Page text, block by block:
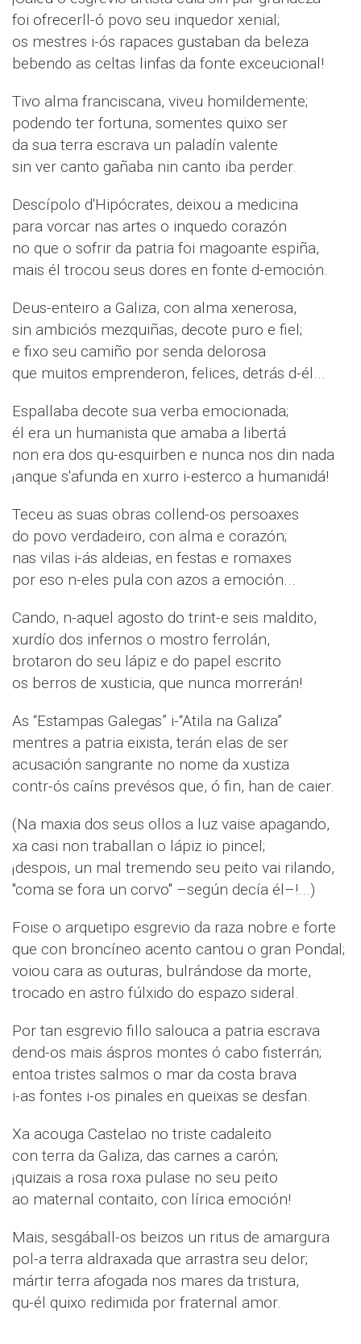
foi ofrecerll-ó povo seu inquedor xenial;
os mestres i-ós rapaces gustaban da beleza
bebendo as celtas linfas da fonte exceucional!
Tivo alma franciscana, viveu homildemente;
podendo ter fortuna, somentes quixo ser
da sua terra escrava un paladín valente
sin ver canto gañaba nin canto iba perder.
Descípolo d'Hipócrates, deixou a medicina
para vorcar nas artes o inquedo corazón
no que o sofrir da patria foi magoante espiña,
mais él trocou seus dores en fonte d-emoción.
Deus-enteiro a Galiza, con alma xenerosa,
sin ambiciós mezquiñas, decote puro e fiel;
e fixo seu camiño por senda delorosa
que muitos emprenderon, felices, detrás d-él...
Espallaba decote sua verba emocionada;
él era un humanista que amaba a libertá
non era dos qu-esquirben e nunca nos din nada
¡anque s'afunda en xurro i-esterco a humanidá!
Teceu as suas obras collend-os persoaxes
do povo verdadeiro, con alma e corazón;
nas vilas i-ás aldeias, en festas e romaxes
por eso n-eles pula con azos a emoción...
Cando, n-aquel agosto do trint-e seis maldito,
xurdío dos infernos o mostro ferrolán,
brotaron do seu lápiz e do papel escrito
os berros de xusticia, que nunca morrerán!
As “Estampas Galegas” i-“Atila na Galiza”
mentres a patria eixista, terán elas de ser
acusación sangrante no nome da xustiza
contr-ós caíns prevésos que, ó fin, han de caier.
(Na maxia dos seus ollos a luz vaise apagando,
xa casi non traballan o lápiz io pincel;
¡despois, un mal tremendo seu peito vai rilando,
"coma se fora un corvo" –según decía él–!...)
Foise o arquetipo esgrevio da raza nobre e forte
que con broncíneo acento cantou o gran Pondal;
voiou cara as outuras, bulrándose da morte,
trocado en astro fúlxido do espazo sideral.
Por tan esgrevio fillo salouca a patria escrava
dend-os mais áspros montes ó cabo fisterrán;
entoa tristes salmos o mar da costa brava
i-as fontes i-os pinales en queixas se desfan.
Xa acouga Castelao no triste cadaleito
con terra da Galiza, das carnes a carón;
¡quizais a rosa roxa pulase no seu peito
ao maternal contaito, con lírica emoción!
Mais, sesgáball-os beizos un ritus de amargura
pol-a terra aldraxada que arrastra seu delor;
mártir terra afogada nos mares da tristura,
qu-él quixo redimida por fraternal amor.